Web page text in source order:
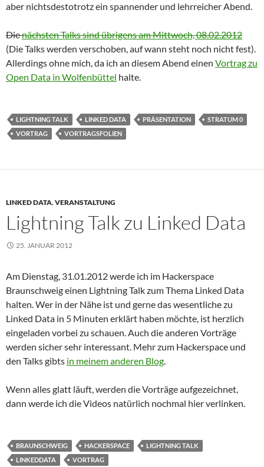
aber nichtsdestotrotz ein spannender und lehrreicher Abend.
Dienächsten Talks sind übrigens am Mittwoch, 08.02.2012
(Die Talks werden verschoben, auf wann steht noch nicht fest).
Allerdings ohne mich, da ich an diesem Abend einen Vortrag zu
Open Data in Wolfenbüttel halte.
LIGHTNING TALK LINKED DATA PRÄSENTATION
STRATUM 0
VORTRAG
VORTRAGSFOLIEN
LINKED DATA,VERANSTALTUNG
Lightning Talk zu Linked Data
25. JANUAR 2012
Am Dienstag, 31.01.2012 werde ich im Hackerspace
Braunschweig einen Lightning Talk zum Thema Linked Data
halten. Wer in der Nähe ist und gerne das wesentliche zu
Linked Data in 5 Minuten erklärt haben möchte, ist herzlich
eingeladen vorbei zu schauen. Auch die anderen Vorträge
werden sicher sehr interessant. Mehr zum Hackerspace und
den Talks gibts in meinem anderen Blog.
Wenn alles glatt läuft, werden die Vorträge aufgezeichnet,
dann werde ich die Videos natürlich nochmal hier verlinken.
BRAUNSCHWEIG HACKERSPACE
LIGHTNING TALK
LINKEDDATA
VORTRAG